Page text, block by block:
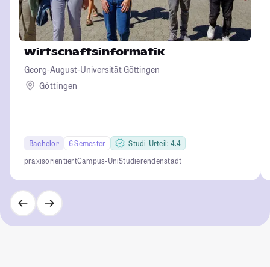
Wirtschaftsinformatik
Georg-August-Universität Göttingen
Göttingen
Bachelor 6 Semester
Studi-Urteil: 4.4
praxisorientiertCampus-UniStudierendenstadt